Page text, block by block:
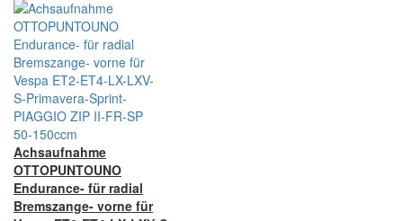
Achsaufnahme
OTTOPUNTOUNO
Endurance- für radial
Bremszange- vorne für